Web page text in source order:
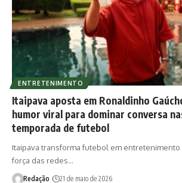
ENTRETENIMENTO
Itaipava aposta em Ronaldinho
humor viral para dominar conversa
temporada de futebol
Itaipava transforma futebol em entretenimento
força das redes…
Redação 21 de maio de 2026